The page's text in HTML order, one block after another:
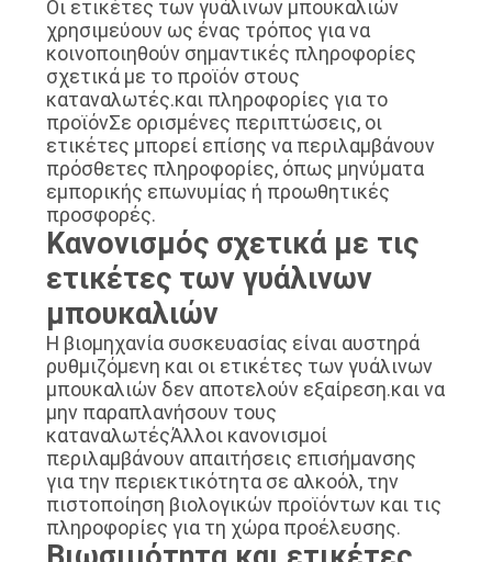
Οι ετικέτες των γυάλινων μπουκαλιών
χρησιμεύουν ως ένας τρόπος για να
κοινοποιηθούν σημαντικές πληροφορίες
σχετικά με το προϊόν στους
καταναλωτές.και πληροφορίες για το
προϊόνΣε ορισμένες περιπτώσεις, οι
ετικέτες μπορεί επίσης να περιλαμβάνουν
πρόσθετες πληροφορίες, όπως μηνύματα
εμπορικής επωνυμίας ή προωθητικές
προσφορές.
Κανονισμός σχετικά με τις
ετικέτες των γυάλινων
μπουκαλιών
Η βιομηχανία συσκευασίας είναι αυστηρά
ρυθμιζόμενη και οι ετικέτες των γυάλινων
μπουκαλιών δεν αποτελούν εξαίρεση.και να
μην παραπλανήσουν τους
καταναλωτέςΆλλοι κανονισμοί
περιλαμβάνουν απαιτήσεις επισήμανσης
για την περιεκτικότητα σε αλκοόλ, την
πιστοποίηση βιολογικών προϊόντων και τις
πληροφορίες για τη χώρα προέλευσης.